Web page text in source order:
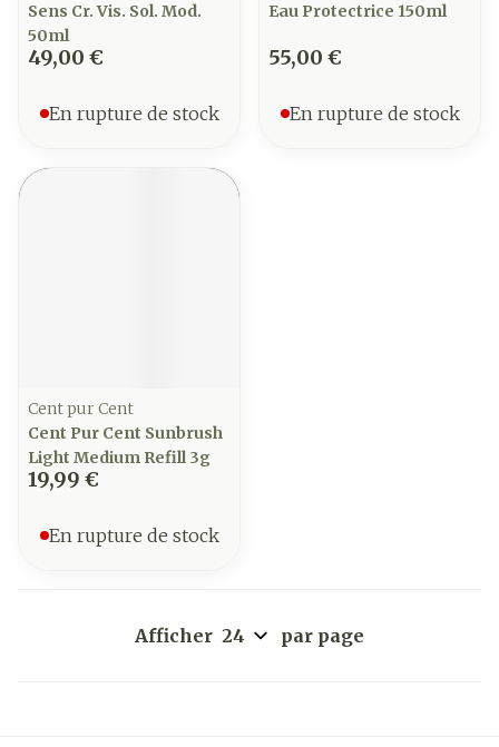
Sens Cr. Vis. Sol. Mod.
50ml
49,00 €
En rupture de stock
Eau Protectrice 150ml
55,00 €
En rupture de stock
Cent pur Cent
Cent Pur Cent Sunbrush
Light Medium Refill 3g
19,99 €
En rupture de stock
Afficher par page